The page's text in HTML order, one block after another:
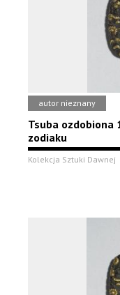
autor nieznany
Tsuba ozdobiona
zodiaku
Kolekcja Sztuki Dawnej